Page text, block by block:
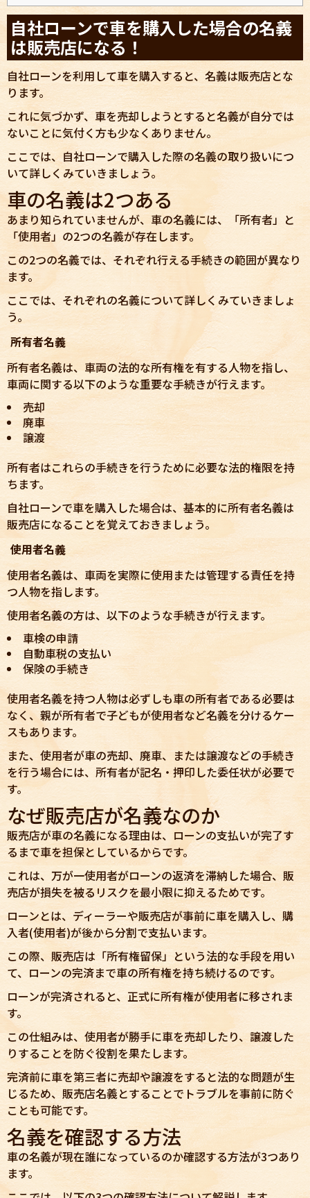
自社ローンで車を購入した場合の名義
は販売店になる！
自社ローンを利用して車を購入すると、名義は販売店とな
ります。
これに気づかず、車を売却しようとすると名義が自分では
ないことに気付く方も少なくありません。
ここでは、自社ローンで購入した際の名義の取り扱いにつ
いて詳しくみていきましょう。
車の名義は2つある
あまり知られていませんが、車の名義には、「所有者」と
「使用者」の2つの名義が存在します。
この2つの名義では、それぞれ行える手続きの範囲が異なり
ます。
ここでは、それぞれの名義について詳しくみていきましょ
う。
所有者名義
所有者名義は、車両の法的な所有権を有する人物を指し、
車両に関する以下のような重要な手続きが行えます。
売却
廃車
譲渡
所有者はこれらの手続きを行うために必要な法的権限を持
ちます。
自社ローンで車を購入した場合は、基本的に所有者名義は
販売店になることを覚えておきましょう。
使用者名義
使用者名義は、車両を実際に使用または管理する責任を持
つ人物を指します。
使用者名義の方は、以下のような手続きが行えます。
車検の申請
自動車税の支払い
保険の手続き
使用者名義を持つ人物は必ずしも車の所有者である必要は
なく、親が所有者で子どもが使用者など名義を分けるケー
スもあります。
また、使用者が車の売却、廃車、または譲渡などの手続き
を行う場合には、所有者が記名・押印した委任状が必要で
す。
なぜ販売店が名義なのか
販売店が車の名義になる理由は、ローンの支払いが完了す
るまで車を担保としているからです。
これは、万が一使用者がローンの返済を滞納した場合、販
売店が損失を被るリスクを最小限に抑えるためです。
ローンとは、ディーラーや販売店が事前に車を購入し、購
入者(使用者)が後から分割で支払います。
この際、販売店は「所有権留保」という法的な手段を用い
て、ローンの完済まで車の所有権を持ち続けるのです。
ローンが完済されると、正式に所有権が使用者に移されま
す。
この仕組みは、使用者が勝手に車を売却したり、譲渡した
りすることを防ぐ役割を果たします。
完済前に車を第三者に売却や譲渡をすると法的な問題が生
じるため、販売店名義とすることでトラブルを事前に防ぐ
ことも可能です。
名義を確認する方法
車の名義が現在誰になっているのか確認する方法が3つあり
ます。